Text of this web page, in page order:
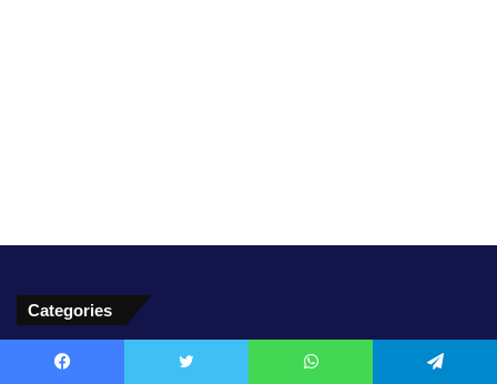
Categories
अन्य खबर
(140)